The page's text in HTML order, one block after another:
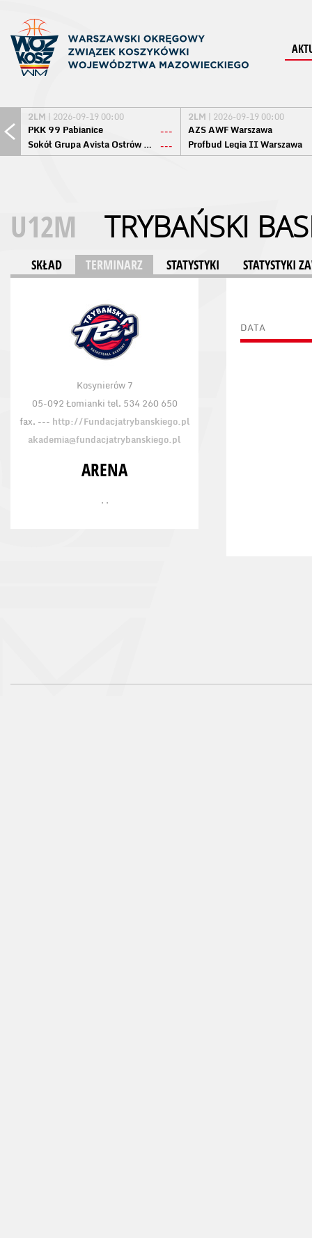
2LM | 2026-09-19 00:00
PKK 99 Pabianice
---
Sokół Grupa Avista Ostrów Maz. ---
2LM | 2026-09-19 00:00
AZS AWF Warszawa
Profbud Legia II Warszawa
U12M TRYBAŃSKI
SKŁAD TERMINARZ STATYSTYKI STATYSTYKI
Kosynierów 7
05-092 Łomianki tel. 534 260 650
fax. --- http://Fundacjatrybanskiego.pl
akademia@fundacjatrybanskiego.pl
ARENA
, ,
DATA